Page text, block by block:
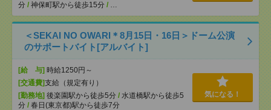
分 / 神保町駅から徒歩15分 / …
＜SEKAI NO OWARI＊8月15日・16日＞ドーム公演
のサポートバイト[アルバイト]
[給 与] 時給1250円～
[交通費]支給（規定有り）
[勤務地] 後楽園駅から徒歩5分 / 水道橋駅から徒歩5
分 / 春日(東京都)駅から徒歩7分
気になる！